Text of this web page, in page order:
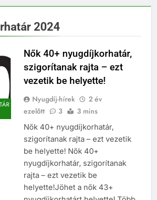
2024
Nők 40+ nyugdíjkorhatár,
szigorítanak rajta – ezt
vezetik be helyette!
Nyugdíj-hírek
2 év
ezelőtt
3 3 mins
Nők 40+ nyugdíjkorhatár,
szigorítanak rajta – ezt vezetik
be helyette! Nők 40+
nyugdíjkorhatár, szigorítanak
rajta – ezt vezetik be
helyette!Jöhet a nők 43+